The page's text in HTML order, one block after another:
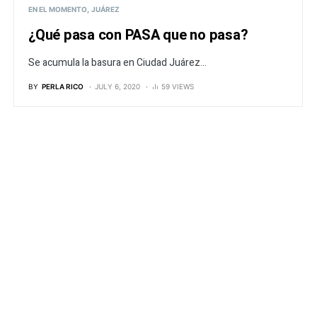
EN EL MOMENTO JUÁREZ
¿Qué pasa con PASA que no pasa?
Se acumula la basura en Ciudad Juárez...
BY PERLA RICO JULY 6, 2020 59 VIEWS